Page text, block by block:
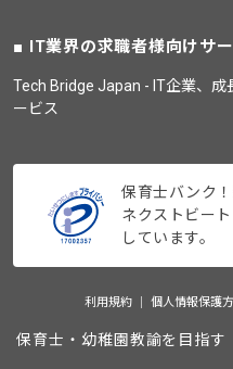
IT業界の求職者様向けサ
Tech Bridge Japan - IT企業、
ービス
保育士バンク
ネクストビー
しています。
利用規約 個人情報保護
保育士・幼稚園教諭を目指す